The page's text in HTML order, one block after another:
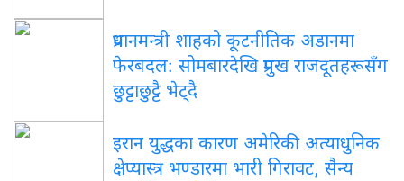
प्रधानमन्त्री शाहको कूटनीतिक अडानमा
फेरबदल: सोमबारदेखि प्रमुख राजदूतहरूसँग
छुट्टाछुट्टै भेट्दै
इरान युद्धका कारण अमेरिकी अत्याधुनिक
क्षेप्यास्त्र भण्डारमा भारी गिरावट, सैन्य